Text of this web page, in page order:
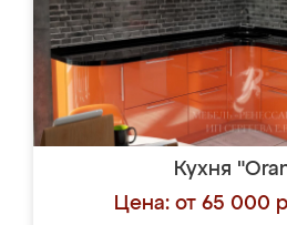
Кухня
Цена: от 65 000